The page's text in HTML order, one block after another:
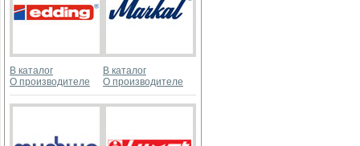
В каталог
О производителе
В каталог
О производителе